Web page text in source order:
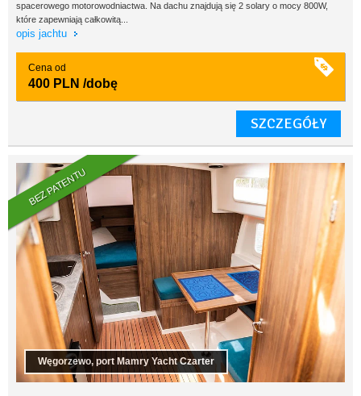
spacerowego motorowodniactwa. Na dachu znajdują się 2 solary o mocy 800W,
które zapewniają całkowitą...
opis jachtu
Cena od
400 PLN /dobę
SZCZEGÓŁY
BEZ PATENTU
Węgorzewo, port Mamry Yacht Czarter